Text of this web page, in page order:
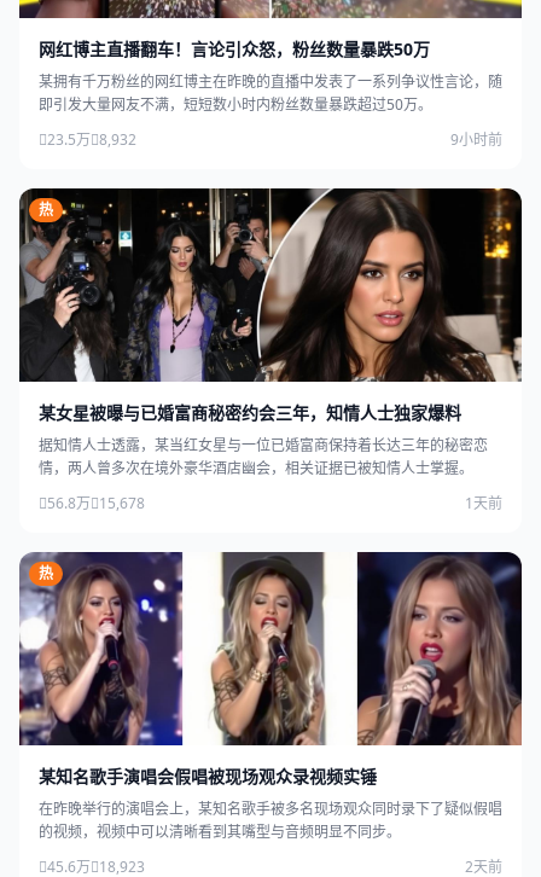
网红博主直播翻车！言论引众怒，粉丝数量暴跌50万
某拥有千万粉丝的网红博主在昨晚的直播中发表了一系列争议性言论，随
即引发大量网友不满，短短数小时内粉丝数量暴跌超过50万。
23.5万 8,932 9小时前
热
某女星被曝与已婚富商秘密约会三年，知情人士独家爆料
据知情人士透露，某当红女星与一位已婚富商保持着长达三年的秘密恋
情，两人曾多次在境外豪华酒店幽会，相关证据已被知情人士掌握。
56.8万 15,678 1天前
热
某知名歌手演唱会假唱被现场观众录视频实锤
在昨晚举行的演唱会上，某知名歌手被多名现场观众同时录下了疑似假唱
的视频，视频中可以清晰看到其嘴型与音频明显不同步。
45.6万 18,923 2天前